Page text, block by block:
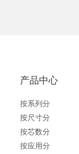
产品中心
按系列分
按尺寸分
按芯数分
按应用分